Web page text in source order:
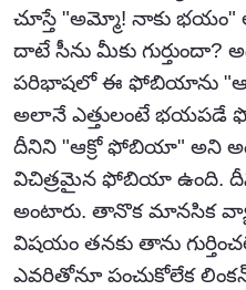
చూస్తే "అమ్మో! నాకు భయం"
దాటే సీను మీకు
పరిభాషలో ఈ ఫోబియాను
అలానే ఎత్తులంటే భయపడే
దీనిని "ఆక్రో ఫోబియా" అని
విచిత్రమైన ఫోబియా ఉంది.
అంటారు. తానొక మానసిక
విషయం తనకు తాను
ఎవరితోనూ పంచుకోలేక